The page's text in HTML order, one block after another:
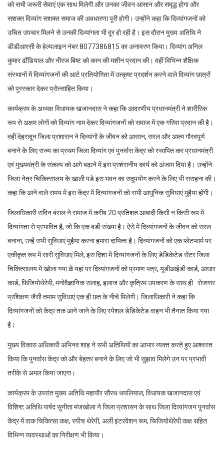
को सभी जरूरी सेवाएं एक साथ मिलेगी और उनका जीवन आसान और समृद्ध होगा और
सशक्त दिव्यांग सशक्त समाज की अवधारणा पूरी होगी। उन्होंने कहा कि दिव्यांगजनों को
उचित उपचार मिलने से उनकी दिव्यांगता भी दूर हो रही है। इस दौरान मुख्य अतिथि ने
डीडीआरसी के हेल्पलाइन नंबर 8077386815 का अनावरण किया। दिव्यांग अनिल
कुमार ढौंडियाल और नीरज बिष्ट को कान की मशीन प्रदान की। वहीं विभिन्न शैक्षिक
संस्थानों में दिव्यांगजनों की आर्ट प्रतियोगिता में उत्कृष्ट प्रदर्शन करने वाले दिव्यांग छात्रों
को पुरस्कार देकर प्रोत्साहित किया।
कार्यक्रम के अध्यक्ष विधायक खजानदास ने कहा कि आदरणीय प्रधानमंत्री ने शारीरिक
रूप से अक्षम लोगों को दिव्यांग नाम देकर दिव्यांगजनों को समाज में एक गरिमा प्रदान की है।
वहीं देहरादून जिला प्रशासन ने दिव्यांगों के जीवन को आसान, सरल और आत्म गौरवपूर्ण
बनाने के लिए राज्य का प्रथम जिला दिव्यांग एवं पुनर्वास केंद्र को स्थापित कर प्रधानमंत्री
एवं मुख्यमंत्री के संकल्प को आगे बढ़ाने में इस प्रशंसनीय कार्य को अंजाम दिया है। उन्होंने
जिला नेत्र चिकित्सालय के खाली पडे इस भवन का सदुपयोग करने के लिए भी सराहना की।
कहा कि आने वाले समय में इस केंद्र में दिव्यांगजनों को सभी आधुनिक सुविधाएं मुहैया होंगी।
जिलाधिकारी सविन बंसल ने समाज में करीब 20 प्रतिशत आबादी किसी न किसी रूप में
दिव्यांगता से प्रभावित है, जो कि एक बडी संख्या है। ऐसे में दिव्यांगजनों के जीवन को सरल
बनाना, उन्हें सभी सुविधाएं मुहैया करना हमारा दायित्व है। दिव्यांगजनों को एक प्लेटफार्म पर
एकीकृत रूप में सारी सुविधाएं मिले, इस दिशा में दिव्यांगजनों के लिए डेडिकेटेड सेंटर जिला
चिकित्सालय में खोला गया ळें यहां पर दिव्यांगजनों को प्रमाण पत्र, यूडीआईडी कार्ड, आधार
कार्ड, फिजियोथेरेपी, मनोवैज्ञानिक सलाह, इलाज और कृत्रिम उपकरण के साथ ही रोजगार
प्रशिक्षण जैसी तमाम सुविधाएं एक ही छत के नीचे मिलेगी। जिलाधिकारी ने कहा कि
दिव्यांगजनों को केंद्र तक आने जाने के लिए स्पेशल डेडिकेटेड वाहन भी तैनात किया गया
है।
मुख्य विकास अधिकारी अभिनव शाह ने सभी अतिथियों का आभार व्यक्त करते हुए आश्वस्त
किया कि पुनर्वास केंद्र को और बेहतर बनाने के लिए जो भी सुझाव मिलेगे उन पर प्रभावी
तरीके से अमल किया जाएगा।
कार्यक्रम के उपरांत मुख्य अतिथि महापौर सौरथ थपलियाल, विधायक खजानदास एवं
विशिष्ट अतिथि पार्षद सुनीता मंजखोला ने जिला प्रशासन के साथ जिला दिव्यांगजन पुनर्वास
केंद्र में वाक चिकित्सा कक्ष, स्पीच थेरेपी, अर्ली इंटरवेंशन रूम, फिजियोथेरेपी कक्ष सहित
विभिन्न व्यवस्थाओं का निरीक्षण भी किया।